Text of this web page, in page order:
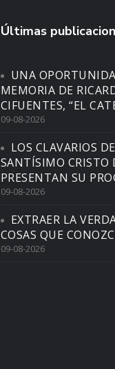
Últimas
UNA
MEMORIA DE
CIFUENTES, “EL
09-08-2026
LOS CLAVARIOS
SANTÍSIMO CRISTO
PRESENTAN SU
09-08-2026
EXTRAER LA
COSAS QUE
09-08-2026